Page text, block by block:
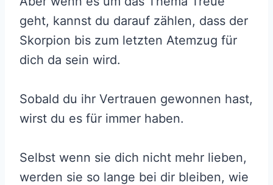
geht, kannst du darauf zählen, dass der
Skorpion bis zum letzten Atemzug für
dich da sein wird.
Sobald du ihr Vertrauen gewonnen hast,
wirst du es für immer haben.
Selbst wenn sie dich nicht mehr lieben,
werden sie so lange bei dir bleiben, wie